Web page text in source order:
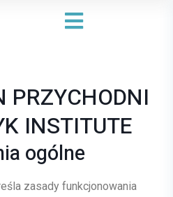
PRZYCHODNI
INSTITUTE
ogólne
zasady funkcjonowania